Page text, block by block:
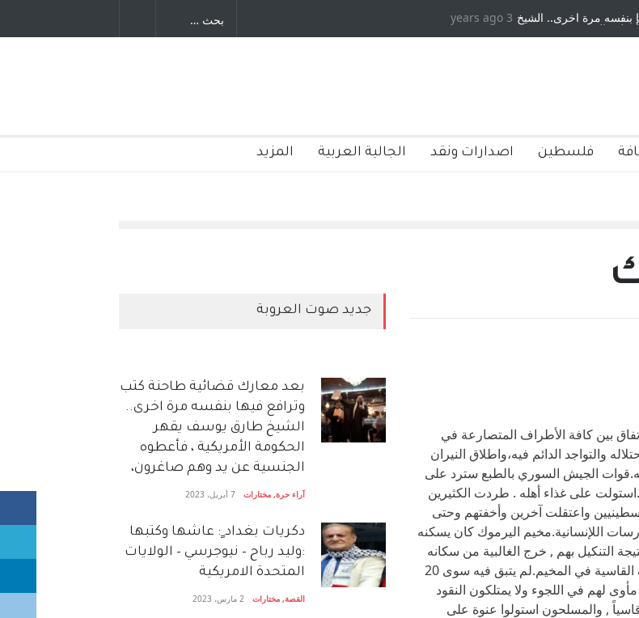
دكريات بغداد ٍ: عاشها وكتبها :وليد رباح – نيوجرسي – الولايات المتحدة
الامريكية
بنفسه مرة اخرى.. الشيخ
الجنسية عن يد وهم
صاغرون،
3 years ago
فلسطين اصدارات ونقد الجالية العربية المزيد
بين كافة الأطراف المتصارعة في
والتواجد الدائم فيه،واطلاق النيران
الجيش السوري بالطبع سترد على
على غذاء أهله . طردت الكثيرين
واعتقلت آخرين وأخفتهم وحتى
اللإنسانية.مخيم اليرموك كان يسكنه
التنكيل بهم , خرج الغالبية من سكانه
والتجؤوا في أماكن كثيرة داخل سوريا وخارجها هرباً من الظروف القاسية في المخيم.لم يتبق فيه سوى 20
لهم في اللجوء ولا يمتلكون النقود
, والمسلحون استولوا عنوة على
جديد صوت العروبة
بعد معارك قضائية طاحنة كتب
وترافع فيها بنفسه مرة اخرى..
الشيخ طارق يوسف يقهر
الحكومة الأمريكية ، فأعطوه
الجنسية عن يد وهم صاغرون،
آراء حرة, مختارات 7 أبريل، 2023
دكريات بغداد ٍ: عاشها وكتبها
:وليد رباح – نيوجرسي – الولايات
المتحدة الامريكية
القصة, مختارات 2 مارس، 2023